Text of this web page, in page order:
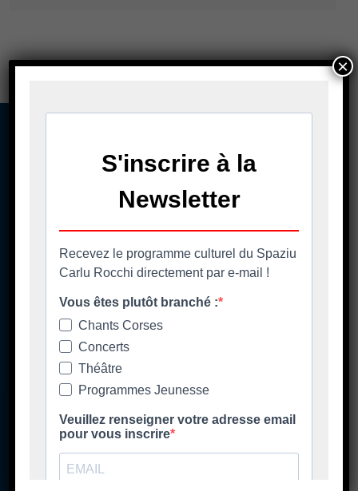
A casa cumuna
La mairie
Casa Cumuna
181 Strada di u Lancone
Piazza di l'Albore
20620 Biguglia
Pè chjama ci - Contact
04 95 58 98 58
×